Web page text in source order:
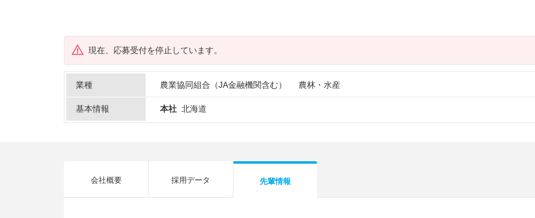
現在、応募受付を停止しています。
業種 農業協同組合（JA金融機関含む） 農林・水産
基本情報 本社 北海道
会社概要 採用データ 先輩情報